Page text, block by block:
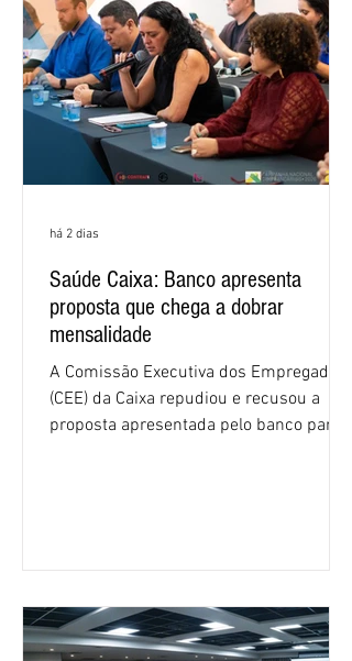
Saúde Caixa: Banco apresenta
proposta que chega a dobrar
mensalidade
A Comissão Executiva dos Empregados
(CEE) da Caixa repudiou e recusou a
proposta apresentada pelo banco para o
negociações das empregadas e dos
empregados exigiram que a Caixa refaça
há 2 dias